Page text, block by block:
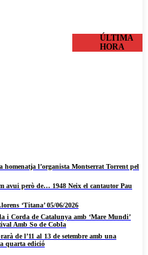
ÚLTIMA
HORA
homenatja l’organista Montserrat Torrent pel
avui però de… 1948 Neix el cantautor Pau
‘Titana’ 05/06/2026
i Corda de Catalunya amb ‘Mare Mundi’
Amb So de Cobla
de l’11 al 13 de setembre amb una
quarta edició